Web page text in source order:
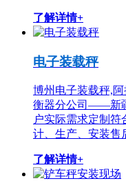
了解详情+
电子装载秤
博州电子装载秤,
衡器分公司——新
户实际需求定制
计、生产、安装售
了解详情+